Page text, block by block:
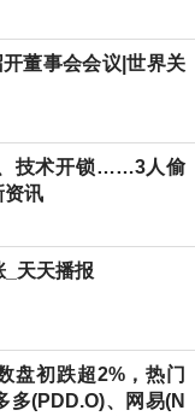
董事会会议|世界关
技术开锁……3人偷
资讯
_天天播报
盘初跌超2%，热门
多(PDD.O)、网易(N